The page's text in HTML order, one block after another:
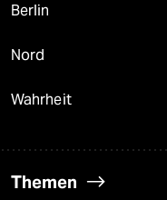
Berlin
Nord
Wahrheit
Themen